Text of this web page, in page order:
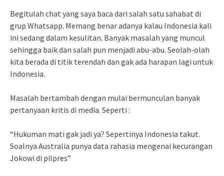
Begitulah chat yang saya baca dari salah satu sahabat di
grup Whatsapp. Memang benar adanya kalau Indonesia kali
ini sedang dalam kesulitan. Banyak masalah yang muncul
sehingga baik dan salah pun menjadi abu-abu. Seolah-olah
kita berada di titik terendah dan gak ada harapan lagi untuk
Indonesia.
Masalah bertambah dengan mulai bermunculan banyak
pertanyaan kritis di media. Seperti :
“Hukuman mati gak jadi ya? Sepertinya Indonesia takut.
Soalnya Australia punya data rahasia mengenai kecurangan
Jokowi di pilpres”